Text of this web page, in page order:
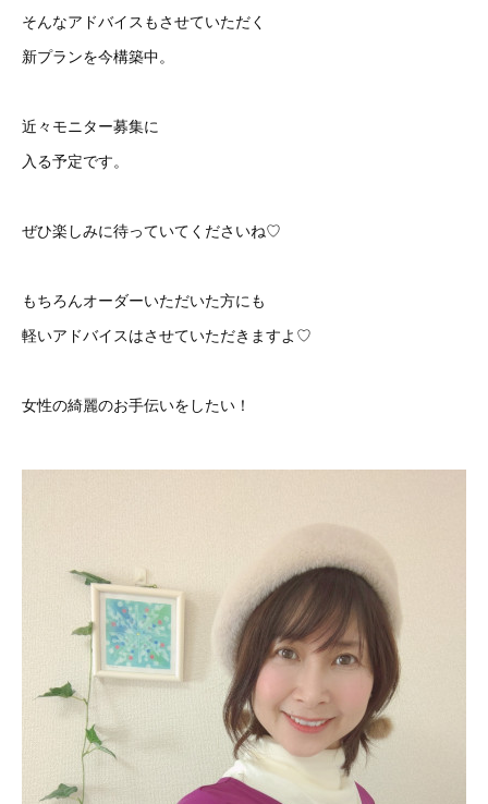
そんなアドバイスもさせていただく
新プランを今構築中。
近々モニター募集に
入る予定です。
ぜひ楽しみに待っていてくださいね♡
もちろんオーダーいただいた方にも
軽いアドバイスはさせていただきますよ♡
女性の綺麗のお手伝いをしたい！